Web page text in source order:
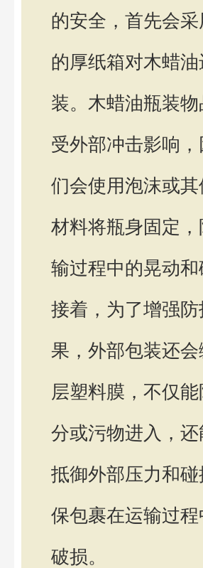
的安全，首先会采
的厚纸箱对木蜡
装。木蜡油瓶装
受外部冲击影响
们会使用泡沫或
材料将瓶身固定
输过程中的晃动和
接着，为了增强防
果，外部包装还
层塑料膜，不仅
分或污物进入，
抵御外部压力和
保包裹在运输过
破损。